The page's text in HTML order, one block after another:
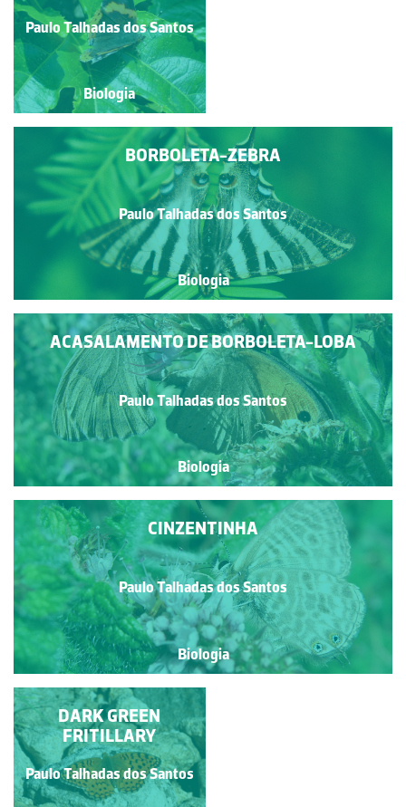
Paulo Talhadas dos Santos
Biologia
Paulo Talhadas dos Santos
Biologia
BORBOLETA-ZEBRA
Paulo Talhadas dos Santos
Biologia
ACASALAMENTO DE BORBOLETA-LOBA
Paulo Talhadas dos Santos
Biologia
CINZENTINHA
Paulo Talhadas dos Santos
Biologia
BORBOLETA
Paulo Talhadas dos Santos
DARK GREEN
FRITILLARY
Paulo Talhadas dos Santos